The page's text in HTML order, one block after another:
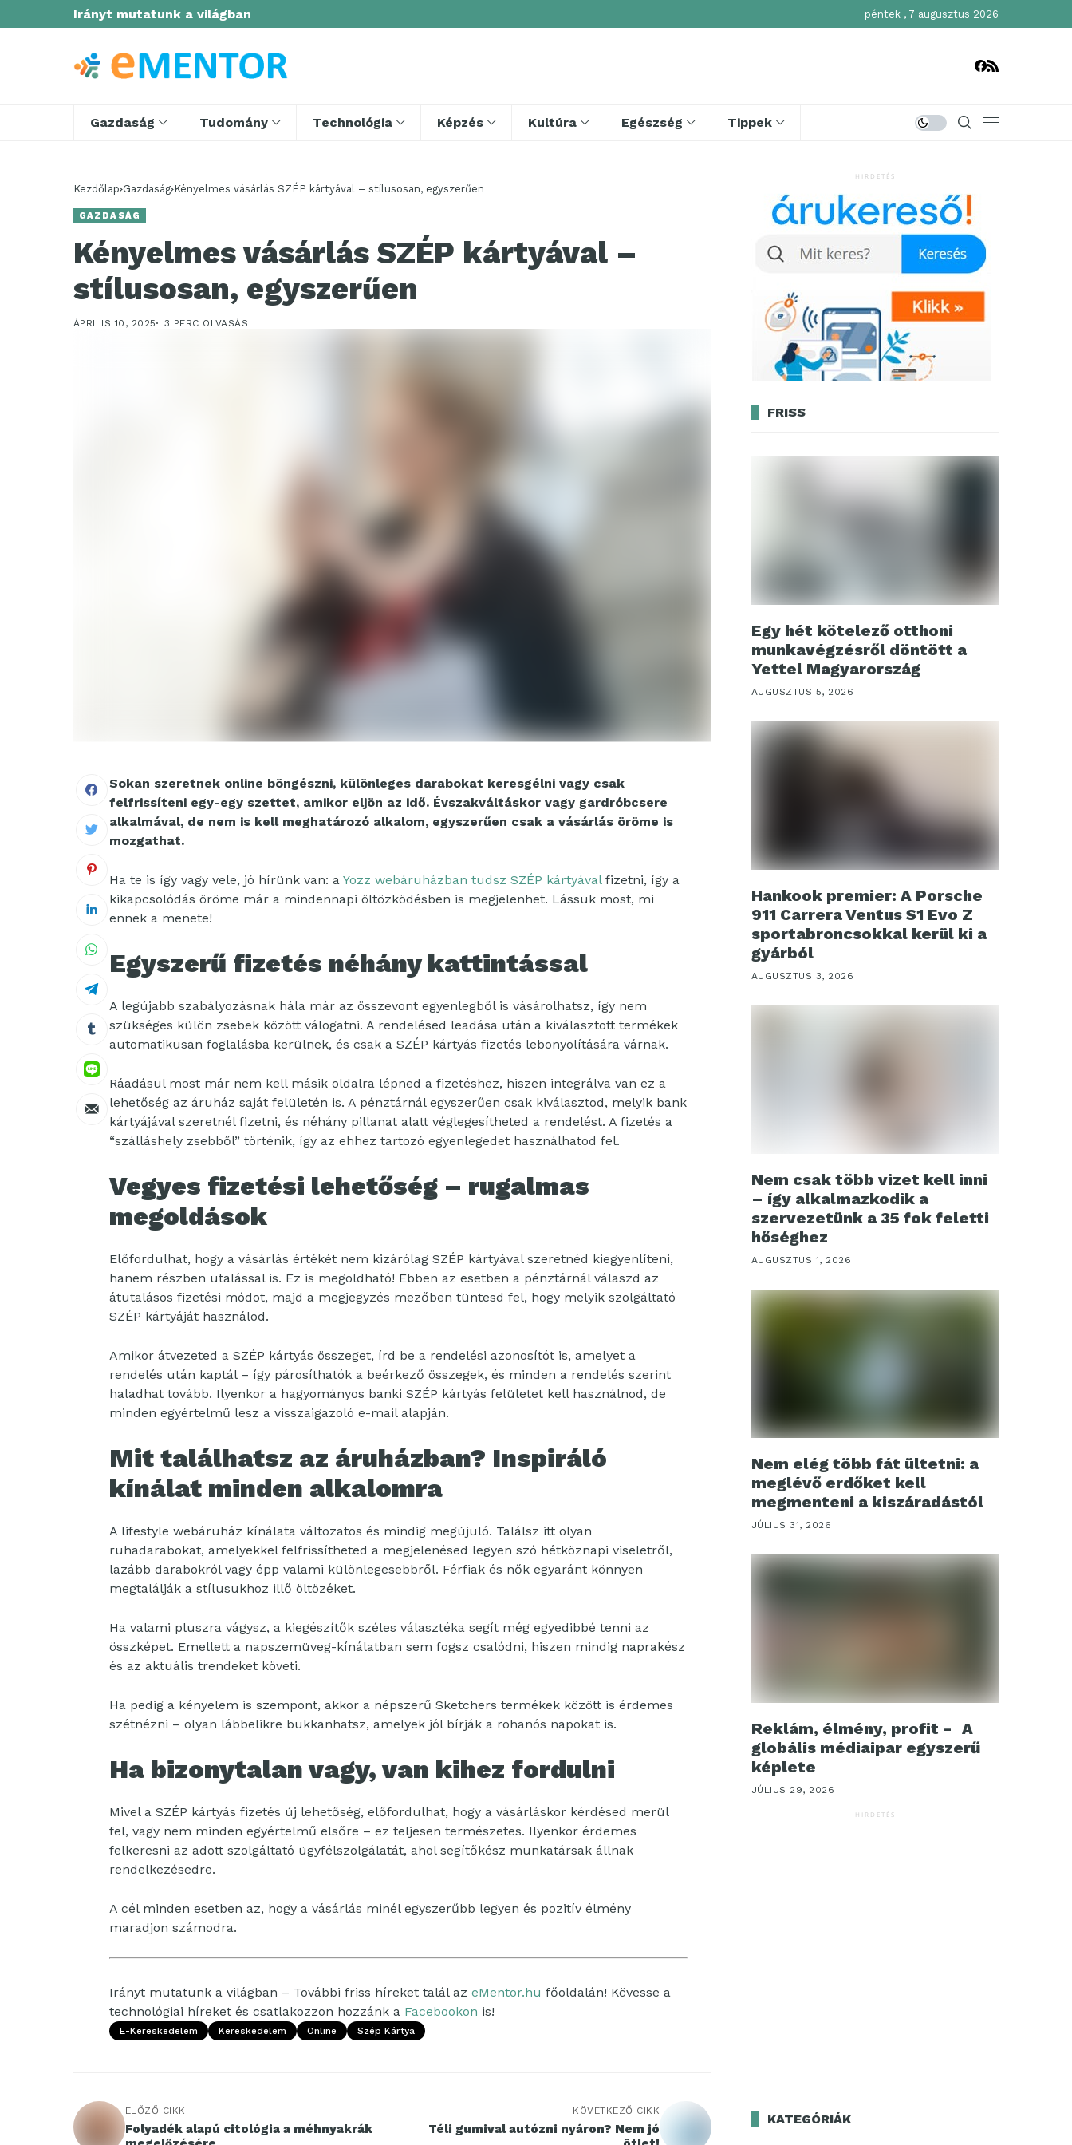
Irányt mutatunk a világban péntek , 7 augusztus 2026
Gazdaság Tudomány Technológia Képzés Kultúra Egészség Tippek
Kezdőlap Gazdaság Kényelmes vásárlás SZÉP kártyával – stílusosan, egyszerűen
GAZDASÁG
Kényelmes vásárlás SZÉP kártyával –
stílusosan, egyszerűen
ÁPRILIS 10, 2025 3 PERC OLVASÁS
Sokan szeretnek online böngészni, különleges darabokat keresgélni vagy csak
felfrissíteni egy-egy szettet, amikor eljön az idő. Évszakváltáskor vagy gardróbcsere
alkalmával, de nem is kell meghatározó alkalom, egyszerűen csak a vásárlás öröme is
mozgathat.
Ha te is így vagy vele, jó hírünk van: a Yozz webáruházban tudsz SZÉP kártyávalfizetni, így a
kikapcsolódás öröme már a mindennapi öltözködésben is megjelenhet. Lássuk most, mi
ennek a menete!
Egyszerű fizetés néhány kattintással
A legújabb szabályozásnak hála már az összevont egyenlegből is vásárolhatsz, így nem
szükséges külön zsebek között válogatni. A rendelésed leadása után a kiválasztott termékek
automatikusan foglalásba kerülnek, és csak a SZÉP kártyás fizetés lebonyolítására várnak.
Ráadásul most már nem kell másik oldalra lépned a fizetéshez, hiszen integrálva van ez a
lehetőség az áruház saját felületén is. A pénztárnál egyszerűen csak kiválasztod, melyik bank
kártyájával szeretnél fizetni, és néhány pillanat alatt véglegesítheted a rendelést. A fizetés a
“szálláshely zsebből” történik, így az ehhez tartozó egyenlegedet használhatod fel.
Vegyes fizetési lehetőség – rugalmas
megoldások
Előfordulhat, hogy a vásárlás értékét nem kizárólag SZÉP kártyával szeretnéd kiegyenlíteni,
hanem részben utalással is. Ez is megoldható! Ebben az esetben a pénztárnál válaszd az
átutalásos fizetési módot, majd a megjegyzés mezőben tüntesd fel, hogy melyik szolgáltató
SZÉP kártyáját használod.
Amikor átvezeted a SZÉP kártyás összeget, írd be a rendelési azonosítót is, amelyet a
rendelés után kaptál – így párosíthatók a beérkező összegek, és minden a rendelés szerint
haladhat tovább. Ilyenkor a hagyományos banki SZÉP kártyás felületet kell használnod, de
minden egyértelmű lesz a visszaigazoló e-mail alapján.
Mit találhatsz az áruházban? Inspiráló
kínálat minden alkalomra
A lifestyle webáruház kínálata változatos és mindig megújuló. Találsz itt olyan
ruhadarabokat, amelyekkel felfrissítheted a megjelenésed legyen szó hétköznapi viseletről,
lazább darabokról vagy épp valami különlegesebbről. Férfiak és nők egyaránt könnyen
megtalálják a stílusukhoz illő öltözéket.
Ha valami pluszra vágysz, a kiegészítők széles választéka segít még egyedibbé tenni az
összképet. Emellett a napszemüveg-kínálatban sem fogsz csalódni, hiszen mindig naprakész
és az aktuális trendeket követi.
Ha pedig a kényelem is szempont, akkor a népszerű Sketchers termékek között is érdemes
szétnézni – olyan lábbelikre bukkanhatsz, amelyek jól bírják a rohanós napokat is.
Ha bizonytalan vagy, van kihez fordulni
Mivel a SZÉP kártyás fizetés új lehetőség, előfordulhat, hogy a vásárláskor kérdésed merül
fel, vagy nem minden egyértelmű elsőre – ez teljesen természetes. Ilyenkor érdemes
felkeresni az adott szolgáltató ügyfélszolgálatát, ahol segítőkész munkatársak állnak
rendelkezésedre.
A cél minden esetben az, hogy a vásárlás minél egyszerűbb legyen és pozitív élmény
maradjon számodra.
Irányt mutatunk a világban – További friss híreket talál az eMentor.hu főoldalán! Kövesse a
technológiai híreket és csatlakozzon hozzánk a Facebookon is!
E-Kereskedelem Kereskedelem Online Szép Kártya
ELŐZŐ CIKK
Folyadék alapú citológia a méhnyakrák
KÖVETKEZŐ CIKK
Téli gumival autózni nyáron? Nem jó
HIRDETÉS
FRISS
Egy hét kötelező otthoni
munkavégzésről döntött a
Yettel Magyarország
AUGUSZTUS 5, 2026
Hankook premier: A Porsche
911 Carrera Ventus S1 Evo Z
sportabroncsokkal kerül ki a
gyárból
AUGUSZTUS 3, 2026
Nem csak több vizet kell inni
– így alkalmazkodik a
szervezetünk a 35 fok feletti
hőséghez
AUGUSZTUS 1, 2026
Nem elég több fát ültetni: a
meglévő erdőket kell
megmenteni a kiszáradástól
JÚLIUS 31, 2026
Reklám, élmény, profit - A
globális médiaipar egyszerű
képlete
JÚLIUS 29, 2026
HIRDETÉS
KATEGÓRIÁK